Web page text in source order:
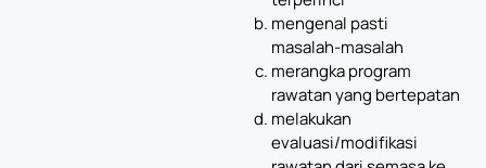
mengenal pasti
masalah-masalah
merangka program
rawatan yang bertepatan
melakukan
evaluasi/modifikasi